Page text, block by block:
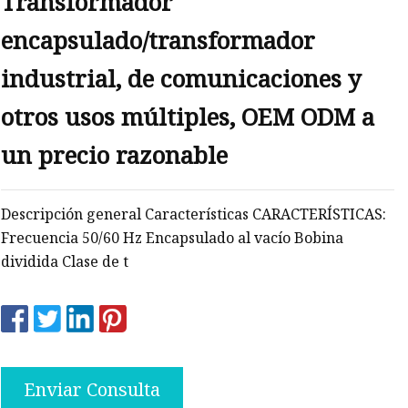
encapsulado/transformador
industrial, de comunicaciones y
otros usos múltiples, OEM ODM a
un precio razonable
Descripción general Características CARACTERÍSTICAS:
Frecuencia 50/60 Hz Encapsulado al vacío Bobina
dividida Clase de t
Enviar Consulta